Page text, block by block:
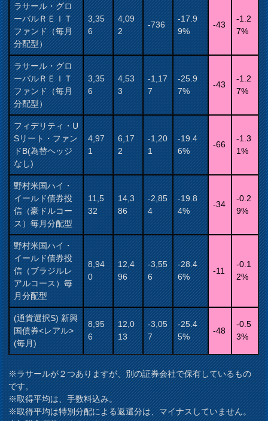
ラサール・グロ
ーバルＲＥＩＴ
ファンド（毎月
分配型）
3,35
6
4,09
2
-736
-17.9
9%
-43
-1.2
7%
ラサール・グロ
ーバルＲＥＩＴ
ファンド（毎月
分配型）
3,35
6
4,53
3
-1,17
7
-25.9
7%
-43
-1.2
7%
フィデリティ・U
Sリート・ファン
ドB(為替ヘッジ
なし)
4,97
1
6,17
2
-1,20
1
-19.4
6%
-66
-1.3
1%
野村米国ハイ・
イールド債券投
信（豪ドルコー
ス）毎月分配型
11,5
32
14,3
86
-2,85
4
-19.8
4%
-34
-0.2
9%
野村米国ハイ・
イールド債券投
信（ブラジルレ
アルコース）毎
月分配型
8,94
0
12,4
96
-3,55
6
-28.4
6%
-11
-0.1
2%
(通貨選択S) 新興
国債券<レアル>
(毎月)
8,95
6
12,0
13
-3,05
7
-25.4
5%
-48
-0.5
3%
※ラサールが２つありますが、別の証券会社で保有しているもの
です。
※取得平均は、手数料込み。
※取得平均は特別分配による返還分は、マイナスしていません。